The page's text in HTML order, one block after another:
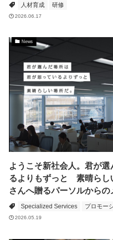
人材育成 研修
2026.06.17
News
ようこそ新社会人。君が
るよりもずっと 素晴らし
さんへ贈るパーソルからの
Specialized Services プロモー
2026.05.19